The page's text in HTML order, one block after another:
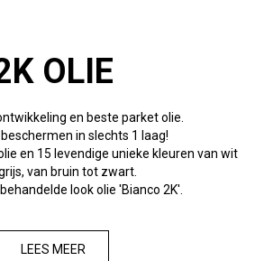
OLIE
en beste parket olie.
in slechts 1 laag!
en 15 levendige unieke kleuren van wit
van bruin tot zwart.
look olie 'Bianco 2K'.
LEES MEER